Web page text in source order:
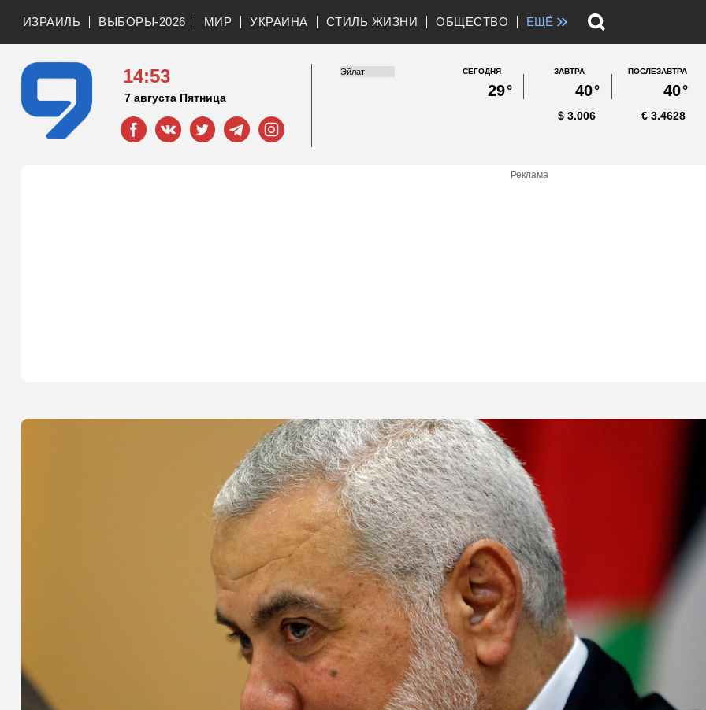
ИЗРАИЛЬ ВЫБОРЫ-2026 МИР УКРАИНА СТИЛЬ ЖИЗНИ ОБЩЕСТВО ЕЩЁ »
14:53
7 августа Пятница
СЕГОДНЯ
29°
ЗАВТРА
40°
ПОСЛЕЗАВТРА
40°
3.006
$ 3.4628
€
Реклама